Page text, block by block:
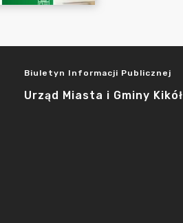
Biuletyn Informacji Publicznej
Urząd Miasta i Gminy Kikół